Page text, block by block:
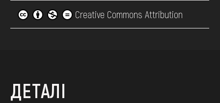
Creative Commons Attribution
ДЕТАЛІ